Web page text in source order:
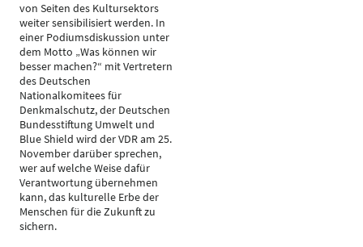
von Seiten des Kultursektors
weiter sensibilisiert werden. In
einer Podiumsdiskussion unter
dem Motto „Was können wir
besser machen?“ mit Vertretern
des Deutschen
Nationalkomitees für
Denkmalschutz, der Deutschen
Bundesstiftung Umwelt und
Blue Shield wird der VDR am 25.
November darüber sprechen,
wer auf welche Weise dafür
Verantwortung übernehmen
kann, das kulturelle Erbe der
Menschen für die Zukunft zu
sichern.